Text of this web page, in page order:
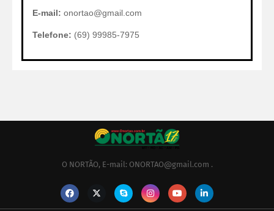
E-mail: onortao@gmail.com
Telefone: (69) 99985-7975
O NORTÃO, E-mail: ONORTAO@gmail.com .